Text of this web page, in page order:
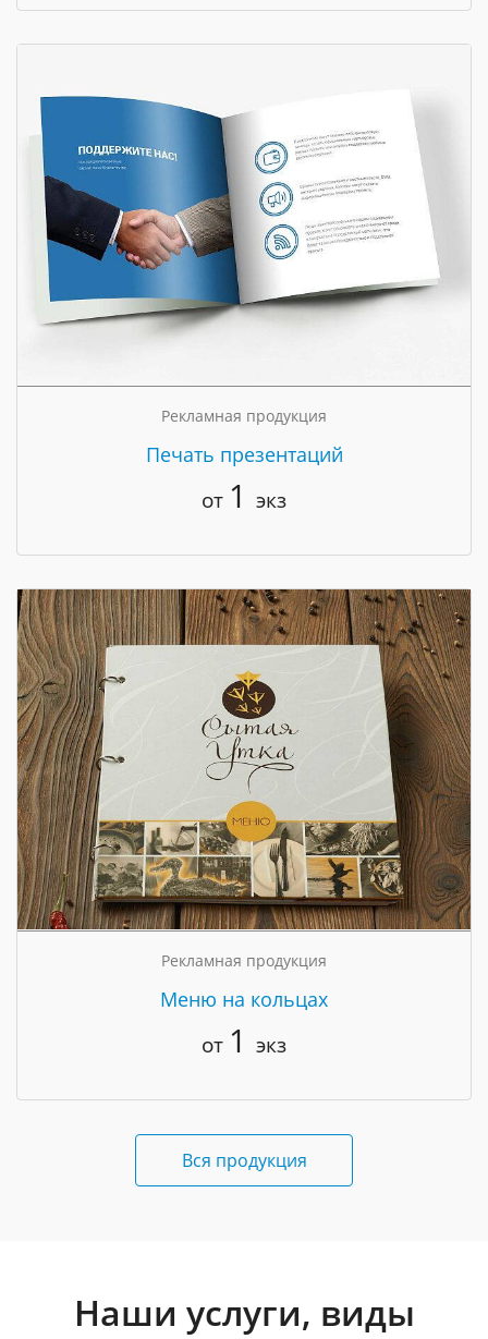
Рекламная продукция
Печать презентаций
от 1 экз
Рекламная продукция
Меню на кольцах
от 1 экз
Вся продукция
Наши услуги, виды